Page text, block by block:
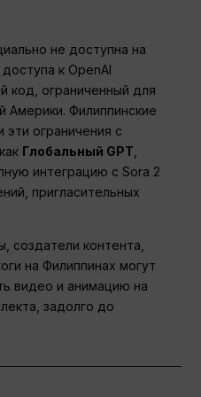
не доступна на
к OpenAI
код, ограниченный для
Америки. Филиппинские
эти ограничения с
Глобальный GPT
интеграцию с Sora 2
пригласительных
создатели контента,
на Филиппинах могут
видео и анимацию на
задолго до